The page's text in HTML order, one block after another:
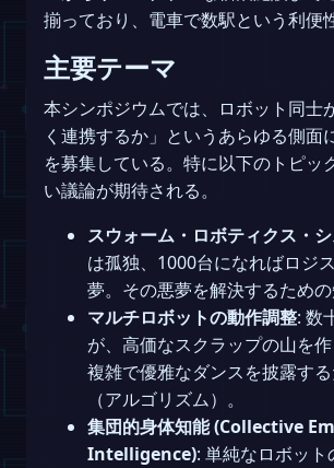
揃っており、電車で数駅という利便
主要テーマ
本シンポジウムでは、ロボット同士
く連携するか」というあらゆる側面
を募集している。特に以下のトピッ
い議論が期待される。
スウォーム・ロボティクス・
は孤独、1000台になればロジ
夢。その悪夢を解決するための
マルチロボットの動作調整: 数
が、高価なスクラップの山を作
複雑で優雅なダンスを披露す
（アルゴリズム）。
集団的身体知能 (Collective
Intelligence): 単純なロボッ